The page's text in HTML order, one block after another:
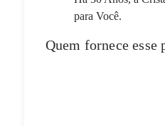
para Você.
Quem fornece esse